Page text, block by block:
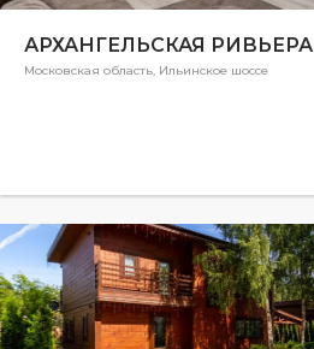
АРХАНГЕЛЬСКАЯ РИВЬЕРА
Московская область, Ильинское шоссе